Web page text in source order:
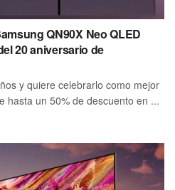
QN90X Neo QLED
20 aniversario de
y quiere celebrarlo como mejor
hasta un 50% de descuento en ...